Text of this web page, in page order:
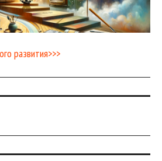
развития>>>